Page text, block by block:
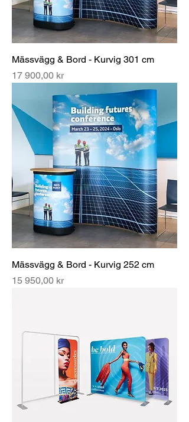
Mässvägg & Bord - Kurvig 301 cm
Pris
17 900,00 kr
Mässvägg & Bord - Kurvig 252 cm
Pris
15 950,00 kr